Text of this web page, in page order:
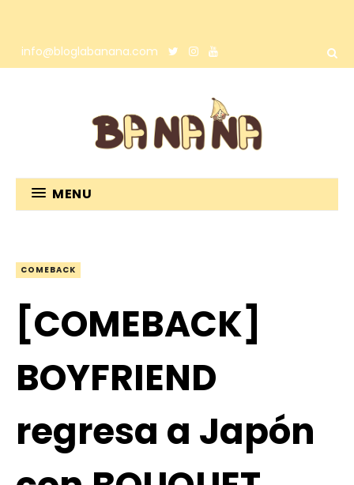
info@bloglabanana.com
MENU
COMEBACK
[COMEBACK]
BOYFRIEND
regresa a Japón